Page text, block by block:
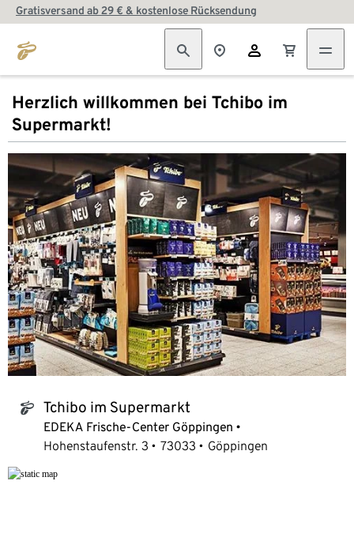
Gratisversand ab 29 € & kostenlose Rücksendung
Herzlich willkommen bei Tchibo im
Supermarkt!
tchibo_logo Tchibo im Supermarkt
EDEKA Frische-Center Göppingen
Hohenstaufenstr. 3
73033 Göppingen